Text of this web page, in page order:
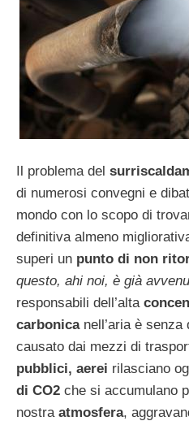
Il problema del
di numerosi convegni e
mondo con lo scopo di
definitiva almeno
superi un punto di non
questo, ahi noi, è già
responsabili dell’alta
carbonicanell’aria è senza
causato dai mezzi di
pubblici, aerei rilasciano
di CO2 che si accumulano
nostra atmosfera,